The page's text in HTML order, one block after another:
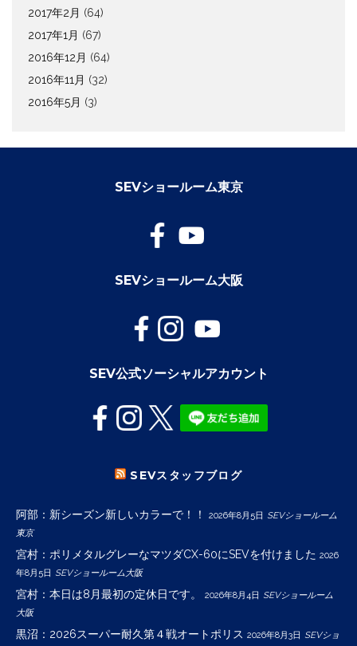
2017年2月 (64)
2017年1月 (67)
2016年12月 (64)
2016年11月 (32)
2016年5月 (3)
SEVショールーム東京
SEVショールーム大阪
SEV公式ソーシャルアカウント
SEVスタッフブログ
阿部：新シーズン新しいカラーで！！ 2026年8月5日 SEVショールーム
東京
宮村：ポリメタルグレーなマツダCX-60にSEVを付けました 2026
年8月5日 SEVショールーム大阪
宮村：本日は8月最初の定休日です。 2026年8月4日 SEVショールーム
大阪
黒沼：2026スーパー耐久第４戦オートポリス 2026年8月3日 SEVショ